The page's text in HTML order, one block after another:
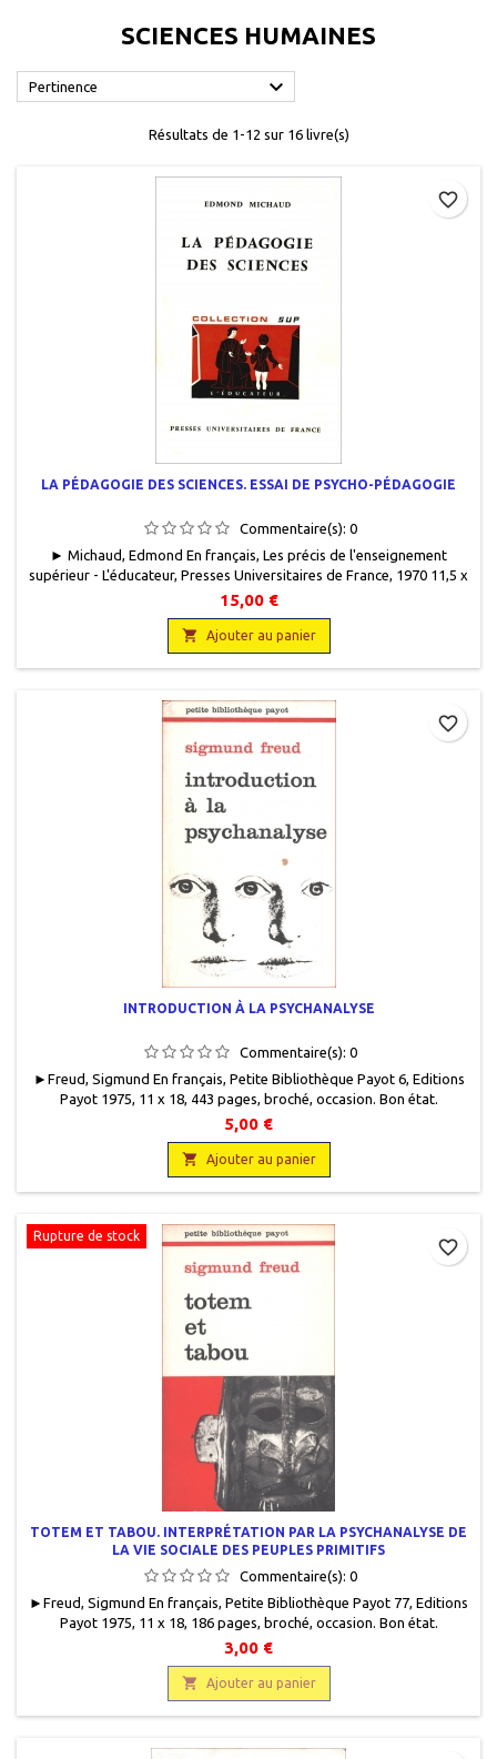
SCIENCES HUMAINES
Pertinence 
Résultats de 1-12 sur 16 livre(s)
LA PÉDAGOGIE DES SCIENCES. ESSAI DE PSYCHO-PÉDAGOGIE
Commentaire(s): 0
► Michaud, Edmond En français, Les précis de l'enseignement
supérieur - L'éducateur, Presses Universitaires de France, 1970 11,5 x
17,5, 116 pages, broché, occasion. Bon état. Première édition.
15,00 €
 Ajouter au panier
favorite_border
INTRODUCTION À LA PSYCHANALYSE
Commentaire(s): 0
►Freud, Sigmund En français, Petite Bibliothèque Payot 6, Editions
Payot 1975, 11 x 18, 443 pages, broché, occasion. Bon état.
Couverture défraîchie. Papier intérieur légèrement jauni. 306 g.
5,00 €
 Ajouter au panier
favorite_border
Rupture de stock
TOTEM ET TABOU. INTERPRÉTATION PAR LA PSYCHANALYSE DE
LA VIE SOCIALE DES PEUPLES PRIMITIFS
Commentaire(s): 0
►Freud, Sigmund En français, Petite Bibliothèque Payot 77, Editions
Payot 1975, 11 x 18, 186 pages, broché, occasion. Bon état.
Couverture défraîchie. Quelques soulignements au crayon bille
rouge. 9782228307796.133 g.
3,00 €
 Ajouter au panier
favorite_border